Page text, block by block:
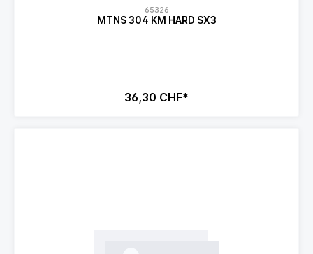
65326
MTNS 304 KM HARD SX3
36,30 CHF*